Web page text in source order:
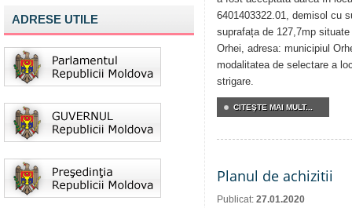
ADRESE UTILE
6401403322.01, demisol cu
suprafața de 127,7mp
Orhei, adresa: municipiul
modalitatea de selectare a
strigare.
CITEŞTE MAI MULT...
Planul de achizitii
Publicat: 27.01.2020